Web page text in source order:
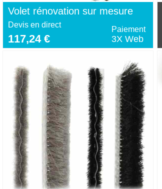
Volet rénovation sur mesure
Devis en direct
117,24 €
Paiement
3X Web